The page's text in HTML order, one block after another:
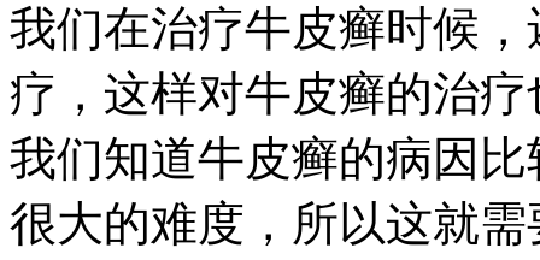
我们在治疗牛皮癣时候
疗，这样对牛皮癣的治
我们知道牛皮癣的病因
很大的难度，所以这就